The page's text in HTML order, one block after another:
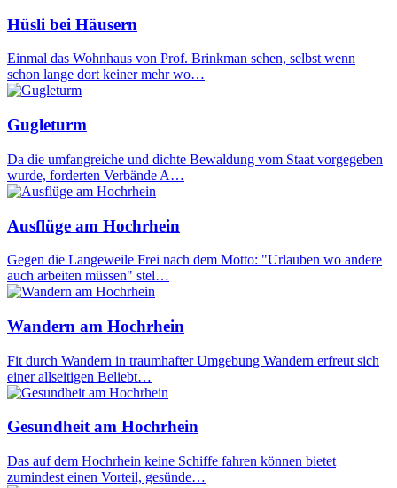
Hüsli bei Häusern
Einmal das Wohnhaus von Prof. Brinkman sehen, selbst wenn
schon lange dort keiner mehr wo…
Gugleturm
Da die umfangreiche und dichte Bewaldung vom Staat vorgegeben
wurde, forderten Verbände A…
Ausflüge am Hochrhein
Gegen die Langeweile Frei nach dem Motto: "Urlauben wo andere
auch arbeiten müssen" stel…
Wandern am Hochrhein
Fit durch Wandern in traumhafter Umgebung Wandern erfreut sich
einer allseitigen Beliebt…
Gesundheit am Hochrhein
Das auf dem Hochrhein keine Schiffe fahren können bietet
zumindest einen Vorteil, gesünde…